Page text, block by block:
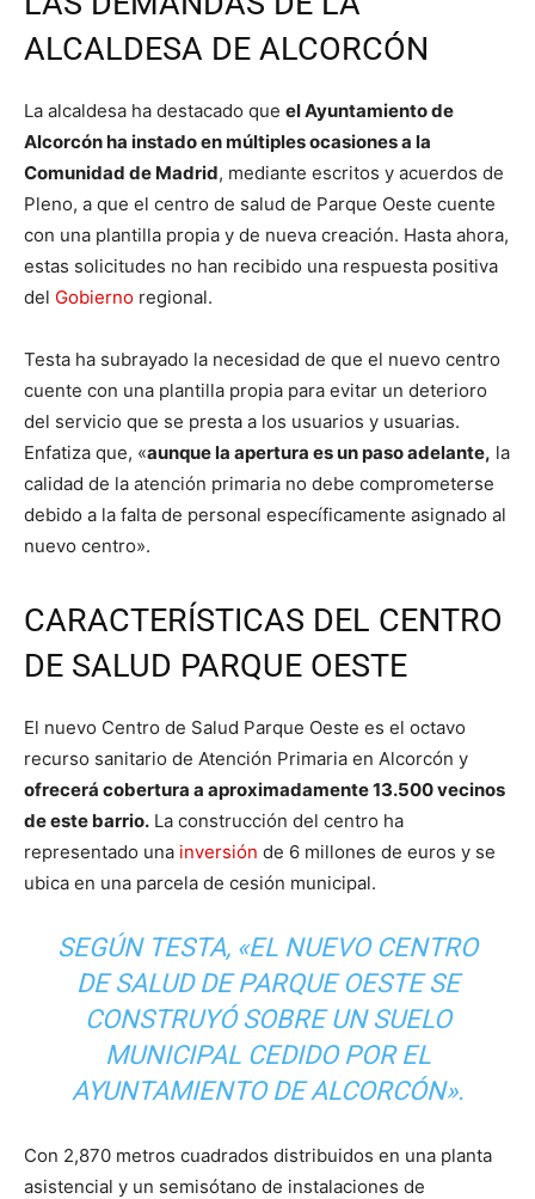
ALCALDESA DE ALCORCÓN
La alcaldesa ha destacado que el Ayuntamiento de
Alcorcón ha instado en múltiples ocasiones a la
Comunidad de Madrid, mediante escritos y acuerdos de
Pleno, a que el centro de salud de Parque Oeste cuente
con una plantilla propia y de nueva creación. Hasta ahora,
estas solicitudes no han recibido una respuesta positiva
del Gobierno regional.
Testa ha subrayado la necesidad de que el nuevo centro
cuente con una plantilla propia para evitar un deterioro
del servicio que se presta a los usuarios y usuarias.
Enfatiza que, «aunque la apertura es un paso adelante, la
calidad de la atención primaria no debe comprometerse
debido a la falta de personal específicamente asignado al
nuevo centro».
CARACTERÍSTICAS DEL CENTRO
DE SALUD PARQUE OESTE
El nuevo Centro de Salud Parque Oeste es el octavo
recurso sanitario de Atención Primaria en Alcorcón y
ofrecerá cobertura a aproximadamente 13.500 vecinos
de este barrio. La construcción del centro ha
representado una inversión de 6 millones de euros y se
ubica en una parcela de cesión municipal.
SEGÚN TESTA, «EL NUEVO CENTRO
DE SALUD DE PARQUE OESTE SE
CONSTRUYÓ SOBRE UN SUELO
MUNICIPAL CEDIDO POR EL
AYUNTAMIENTO DE ALCORCÓN».
Con 2,870 metros cuadrados distribuidos en una planta
asistencial y un semisótano de instalaciones de